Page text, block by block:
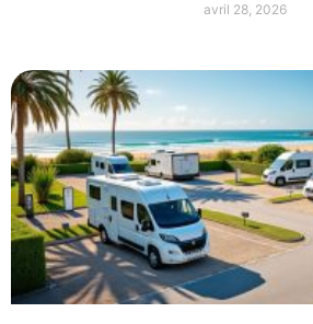
avril 28, 2026